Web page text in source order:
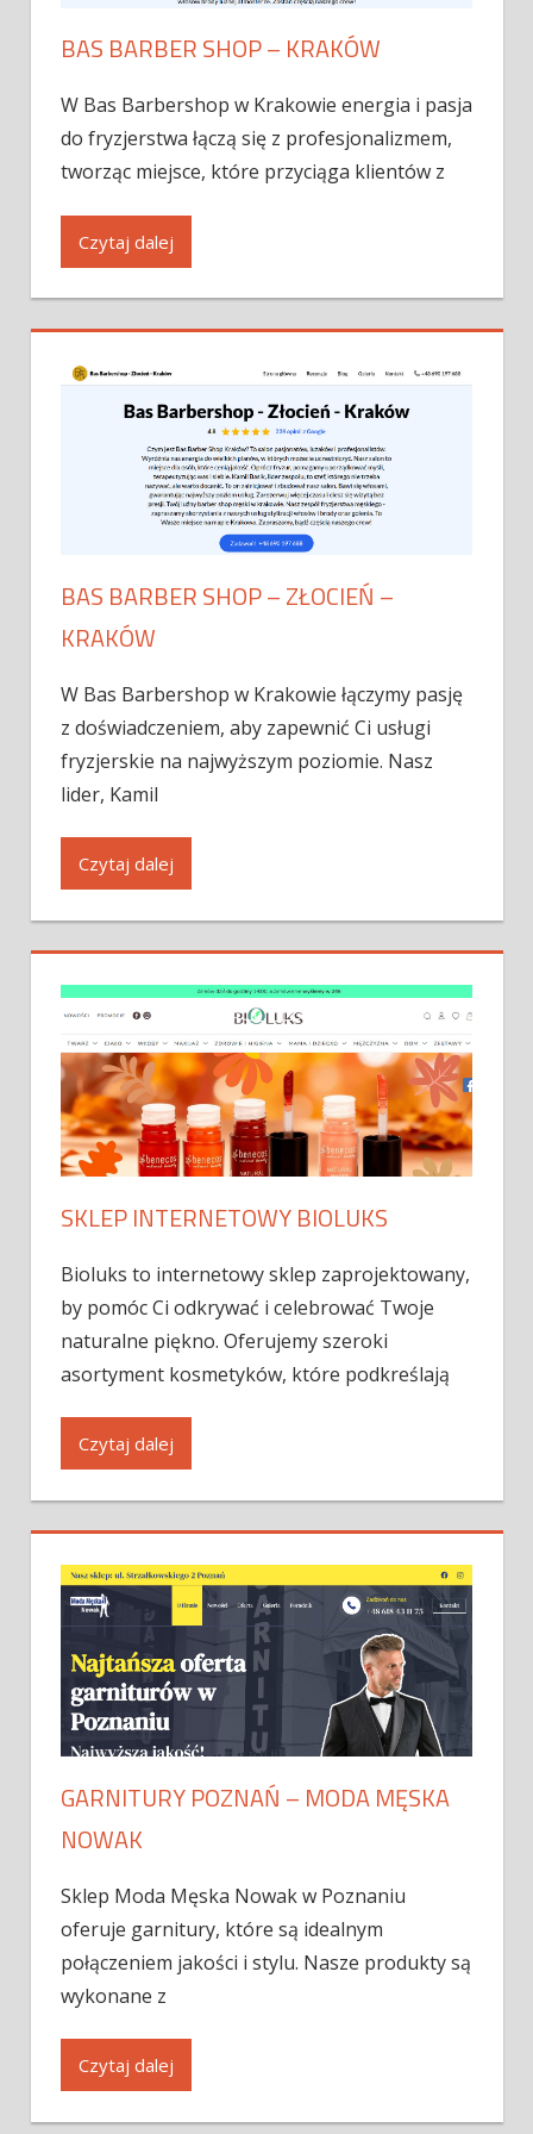
BAS BARBER SHOP – KRAKÓW
W Bas Barbershop w Krakowie energia i pasja
do fryzjerstwa łączą się z profesjonalizmem,
tworząc miejsce, które przyciąga klientów z
Czytaj dalej
BAS BARBER SHOP – ZŁOCIEŃ –
KRAKÓW
W Bas Barbershop w Krakowie łączymy pasję
z doświadczeniem, aby zapewnić Ci usługi
fryzjerskie na najwyższym poziomie. Nasz
lider, Kamil
Czytaj dalej
SKLEP INTERNETOWY BIOLUKS
Bioluks to internetowy sklep zaprojektowany,
by pomóc Ci odkrywać i celebrować Twoje
naturalne piękno. Oferujemy szeroki
asortyment kosmetyków, które podkreślają
Czytaj dalej
GARNITURY POZNAŃ – MODA MĘSKA
NOWAK
Sklep Moda Męska Nowak w Poznaniu
oferuje garnitury, które są idealnym
połączeniem jakości i stylu. Nasze produkty są
wykonane z
Czytaj dalej